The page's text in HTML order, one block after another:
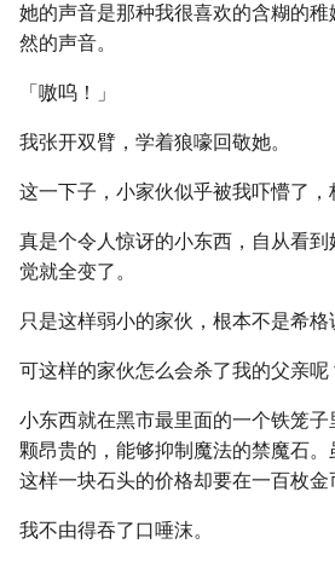
她的声音是那种我很喜欢的含糊的
然的声音。
「嗷呜！」
我张开双臂，学着狼嚎回敬她。
这一下子，小家伙似乎被我吓懵了，
真是个令人惊讶的小东西，自从看
觉就全变了。
只是这样弱小的家伙，根本不是希格
可这样的家伙怎么会杀了我的父亲呢
小东西就在黑市最里面的一个铁笼
颗昂贵的，能够抑制魔法的禁魔石
这样一块石头的价格却要在一百枚金
我不由得吞了口唾沫。